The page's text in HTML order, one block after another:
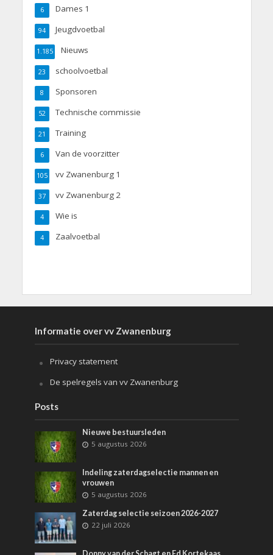
Dames 1
6
Jeugdvoetbal
94
Nieuws
1.185
schoolvoetbal
23
Sponsoren
8
Technische commissie
52
Training
21
Van de voorzitter
6
vv Zwanenburg 1
105
vv Zwanenburg 2
37
Wie is
4
Zaalvoetbal
4
Informatie over vv Zwanenburg
Privacy statement
De spelregels van vv Zwanenburg
Posts
Nieuwe bestuursleden
5 augustus 2026
Indeling zaterdagselectie mannen en
vrouwen
5 augustus 2026
Zaterdag selectie seizoen 2026-2027
22 juli 2026